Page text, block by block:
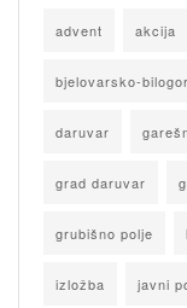
advent akcija
bjelovarsko-
daruvar
grad daruvar
grubišno polje
izložba javni